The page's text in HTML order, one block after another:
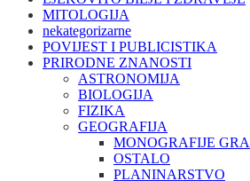
MITOLOGIJA
nekategorizarne
POVIJEST I PUBLICISTIKA
PRIRODNE ZNANOSTI
ASTRONOMIJA
BIOLOGIJA
FIZIKA
GEOGRAFIJA
MONOGRAFIJE
OSTALO
PLANINARSTVO